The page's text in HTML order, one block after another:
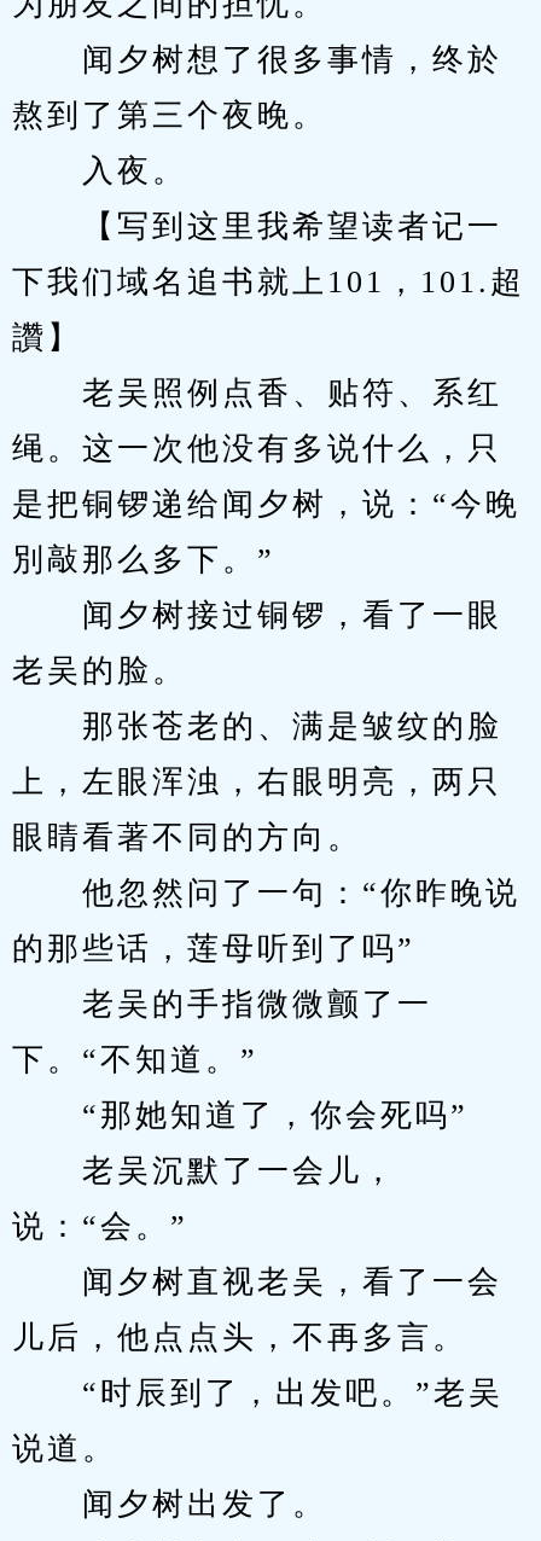
闻夕树想了很多事情，终於
熬到了第三个夜晚。
入夜。
【写到这里我希望读者记一
下我们域名追书就上101，101.超
讚】
老吴照例点香、贴符、系红
绳。这一次他没有多说什么，只
是把铜锣递给闻夕树，说：“今晚
別敲那么多下。”
闻夕树接过铜锣，看了一眼
老吴的脸。
那张苍老的、满是皱纹的脸
上，左眼浑浊，右眼明亮，两只
眼睛看著不同的方向。
他忽然问了一句：“你昨晚说
的那些话，莲母听到了吗”
老吴的手指微微颤了一
下。“不知道。”
“那她知道了，你会死吗”
老吴沉默了一会儿，
说：“会。”
闻夕树直视老吴，看了一会
儿后，他点点头，不再多言。
“时辰到了，出发吧。”老吴
说道。
闻夕树出发了。